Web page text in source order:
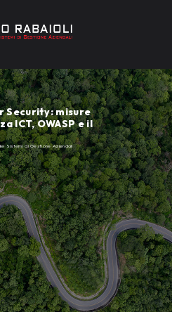
Salta
al
contenuto
Security: misure
ICT, OWASP e il
Sistemi di Gestione Aziendali